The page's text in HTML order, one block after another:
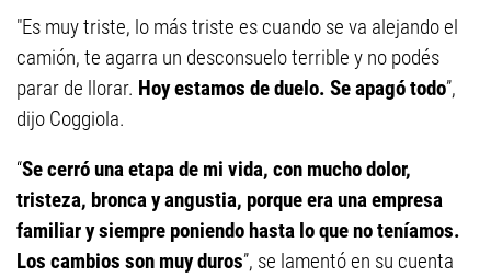
"Es muy triste, lo más triste es cuando se va alejando el
camión, te agarra un desconsuelo terrible y no podés
parar de llorar. Hoy estamos de duelo. Se apagó todo”,
dijo Coggiola.
“Se cerró una etapa de mi vida, con mucho dolor,
tristeza, bronca y angustia, porque era una empresa
familiar y siempre poniendo hasta lo que no teníamos.
Los cambios son muy duros”, se lamentó en su cuenta